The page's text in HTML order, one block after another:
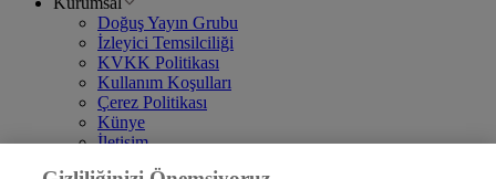
Doğuş Yayın Grubu
İzleyici Temsilciliği
KVKK Politikası
Kullanım Koşulları
Çerez Politikası
Künye
İletişim